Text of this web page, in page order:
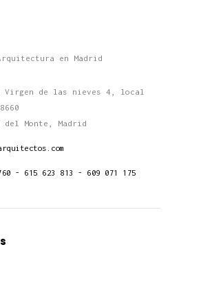
en Madrid
Virgen de las nieves 4, local
del Monte, Madrid
- 615 623 813 - 609 071 175